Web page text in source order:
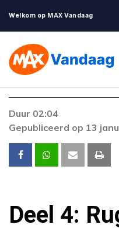
Welkom op MAX Vandaag
Duur 02:04
Gepubliceerd op 13
Deel 4: